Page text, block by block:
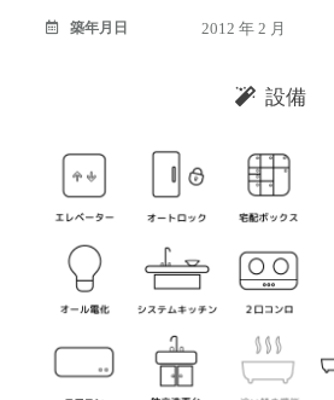
築年月日 2012 年 2 月
設備